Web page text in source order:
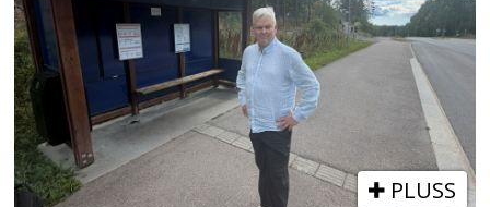
PLUSS